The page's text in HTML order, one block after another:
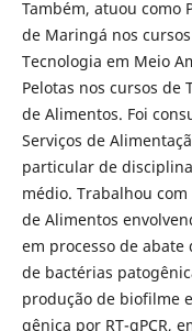
Também, atuou como
de Maringá nos
Tecnologia em Meio
Pelotas nos cursos de
de Alimentos. Foi
Serviços de
particular de
médio. Trabalhou
de Alimentos
em processo de
de bactérias
produção de biofilme
gênica por RT-qPCR,